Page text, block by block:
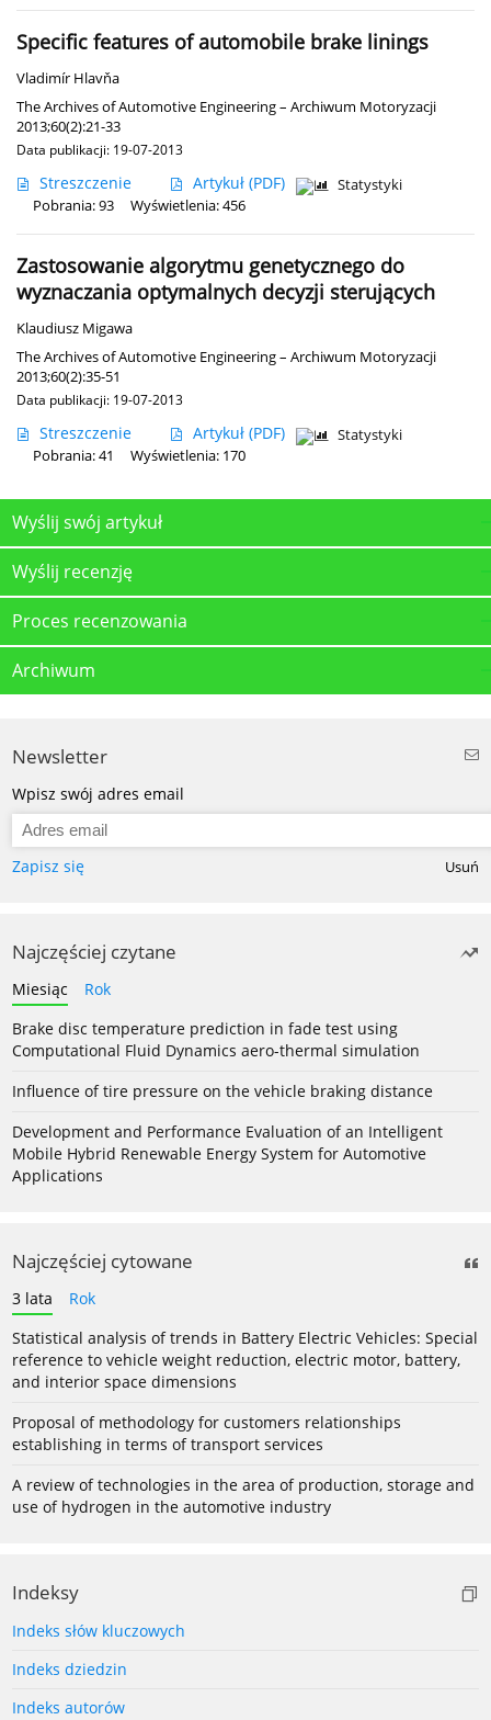
Specific features of automobile brake linings
Vladimír Hlavňa
The Archives of Automotive Engineering – Archiwum Motoryzacji
2013;60(2):21-33
Data publikacji: 19-07-2013
Streszczenie Artykuł (PDF)
Statystyki
Pobrania: 93
Wyświetlenia: 456
Zastosowanie algorytmu genetycznego do
wyznaczania optymalnych decyzji sterujących
Klaudiusz Migawa
The Archives of Automotive Engineering – Archiwum Motoryzacji
2013;60(2):35-51
Data publikacji: 19-07-2013
Streszczenie Artykuł (PDF)
Statystyki
Pobrania: 41
Wyświetlenia: 170
Wyślij swój artykuł
Wyślij recenzję
Proces recenzowania
Archiwum
Newsletter
Wpisz swój adres email
Zapisz się Usuń
Najczęściej czytane
Miesiąc
Rok
Brake disc temperature prediction in fade test using
Computational Fluid Dynamics aero-thermal simulation
Influence of tire pressure on the vehicle braking distance
Development and Performance Evaluation of an Intelligent
Mobile Hybrid Renewable Energy System for Automotive
Applications
Najczęściej cytowane
3 lata
Rok
Statistical analysis of trends in Battery Electric Vehicles: Special
reference to vehicle weight reduction, electric motor, battery,
and interior space dimensions
Proposal of methodology for customers relationships
establishing in terms of transport services
A review of technologies in the area of production, storage and
use of hydrogen in the automotive industry
Indeksy
Indeks słów kluczowych
Indeks dziedzin
Indeks autorów